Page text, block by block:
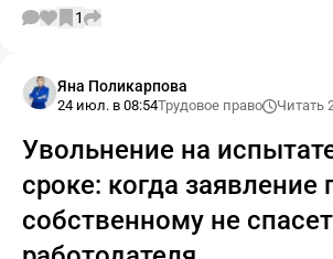
1
Яна Поликарпова
24 июл. в 08:54Трудовое право Читать
Увольнение на
сроке: когда заявление
собственному не спасет